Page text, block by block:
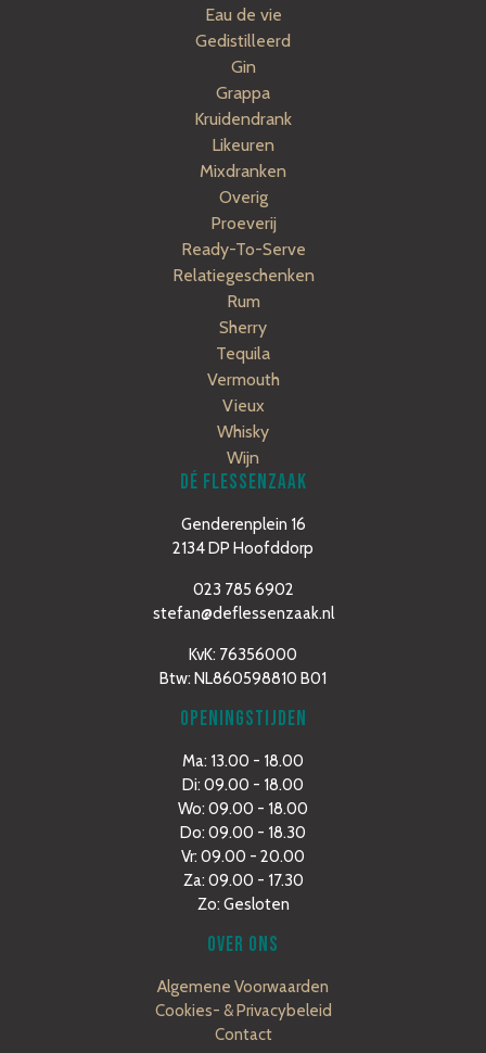
Eau de vie
Gedistilleerd
Gin
Grappa
Kruidendrank
Likeuren
Mixdranken
Overig
Proeverij
Ready-To-Serve
Relatiegeschenken
Rum
Sherry
Tequila
Vermouth
Vieux
Whisky
Wijn
DÉ FLESSENZAAK
Genderenplein 16
2134 DP Hoofddorp
023 785 6902
stefan@deflessenzaak.nl
KvK: 76356000
Btw: NL860598810 B01
OPENINGSTIJDEN
Ma: 13.00 - 18.00
Di: 09.00 - 18.00
Wo: 09.00 - 18.00
Do: 09.00 - 18.30
Vr: 09.00 - 20.00
Za: 09.00 - 17.30
Zo: Gesloten
OVER ONS
Algemene Voorwaarden
Cookies- & Privacybeleid
Contact